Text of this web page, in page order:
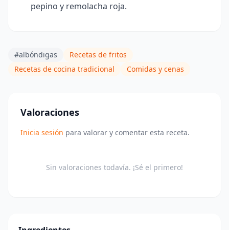
pepino y remolacha roja.
#albóndigas
Recetas de fritos
Recetas de cocina tradicional
Comidas y cenas
Valoraciones
Inicia sesión para valorar y comentar esta receta.
Sin valoraciones todavía. ¡Sé el primero!